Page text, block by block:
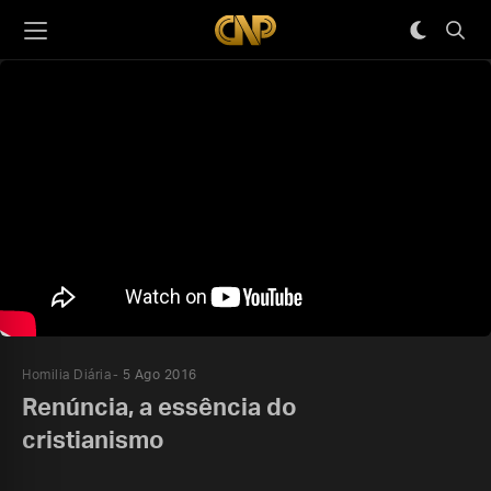
Homilia Diária 5 Ago 2016
Renúncia, a essência do
cristianismo